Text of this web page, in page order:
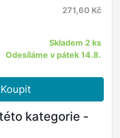
271,60 Kč
Skladem 2 ks
Odesíláme v pátek 14.8.
kategorie -